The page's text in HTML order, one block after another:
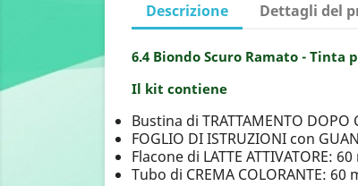
Descrizione Dettagli del
6.4 Biondo Scuro Ramato -
Il kit contiene
Bustina di TRATTAMENTO DOPO
FOGLIO DI ISTRUZIONI con
Flacone di LATTE ATTIVATORE: 60
Tubo di CREMA COLORANTE: 60